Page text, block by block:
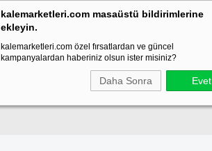
kalemarketleri.com masaüstü bildirimlerine
ekleyin.
kalemarketleri.com özel fırsatlardan ve güncel
kampanyalardan haberiniz olsun ister misiniz?
Daha Sonra Evet